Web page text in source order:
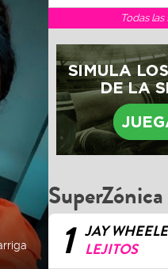
Todas
SuperZónica
1 JAY
LEJITOS